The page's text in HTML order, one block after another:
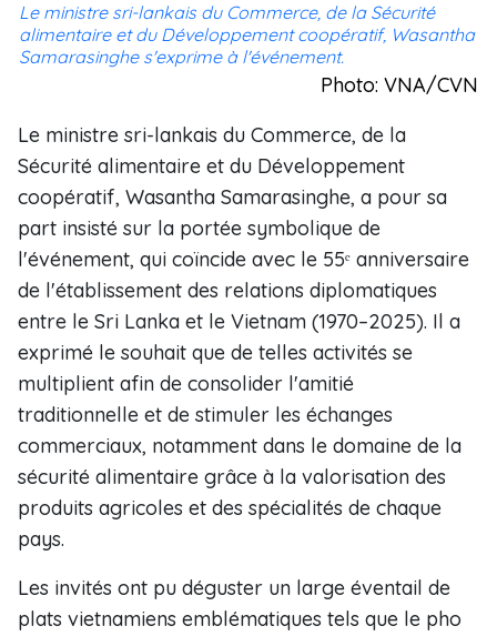
Le ministre sri-lankais du Commerce, de la Sécurité
alimentaire et du Développement coopératif, Wasantha
Samarasinghe s'exprime à l'événement.
Photo: VNA/CVN
Le ministre sri-lankais du Commerce, de la
Sécurité alimentaire et du Développement
coopératif, Wasantha Samarasinghe, a pour sa
part insisté sur la portée symbolique de
l'événement, qui coïncide avec le 55ᵉ anniversaire
de l'établissement des relations diplomatiques
entre le Sri Lanka et le Vietnam (1970–2025). Il a
exprimé le souhait que de telles activités se
multiplient afin de consolider l'amitié
traditionnelle et de stimuler les échanges
commerciaux, notamment dans le domaine de la
sécurité alimentaire grâce à la valorisation des
produits agricoles et des spécialités de chaque
pays.
Les invités ont pu déguster un large éventail de
plats vietnamiens emblématiques tels que le pho